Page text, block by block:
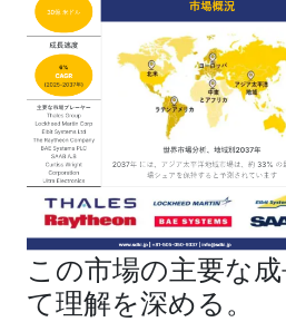
この市場の主要な
て理解を深める。